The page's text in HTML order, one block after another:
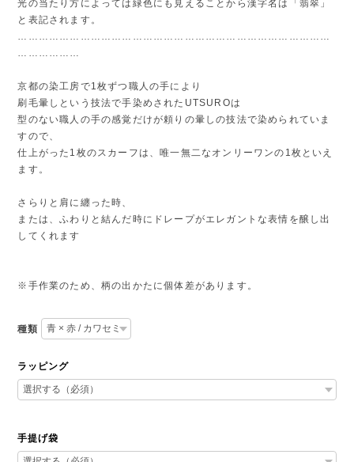
といいます。
この美しい外見から「渓流の宝石」と呼ばれています。
特に両翼の間からのぞく背中の水色は鮮やかで、
光の当たり方によっては緑色にも見えることから漢字名は「翡翠」
………………………………………………………………………………
………………
京都の染工房で1枚ずつ職人の手により
刷毛暈しという技法で手染めされたUTSUROは
型のない職人の手の感覚だけが頼りの暈しの技法で染められていま
仕上がった1枚のスカーフは、唯一無二なオンリーワンの1枚といえ
ます。
してくれます
※手作業のため、柄の出かたに個体差があります。
種類